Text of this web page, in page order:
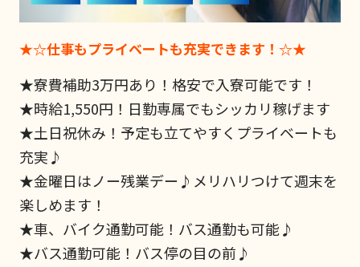
★☆仕事もプライベートも充実できます！☆★
★寮費補助3万円あり！格安で入寮可能です！
★時給1,550円！日勤専属でもシッカリ稼げます
★土日祝休み！予定も立てやすくプライベートも
充実♪
★金曜日はノー残業デー♪メリハリつけて週末を
楽しめます！
★車、バイク通勤可能！バス通勤も可能♪
★バス通勤可能！バス停の目の前♪